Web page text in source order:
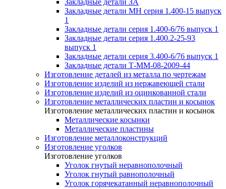
Закладные детали ЗА
Закладные детали МН серия 1.400-15 выпуск
1
Закладные детали серия 1.400-6/76 выпуск 1
Закладные детали серия 1.400.2-25-93
выпуск 1
Закладные детали серия 3.400-6/76 выпуск 1
Закладные детали Т-ММ-08-2009-44
Изготовление деталей из металла по чертежам
Изготовление изделий из нержавеющей стали
Изготовление изделий из оцинкованной стали
Изготовление металлических пластин и косынок
Изготовление металлических пластин и косынок
Металлические косынки
Металлические пластины
Изготовление металлоконструкций
Изготовление уголков
Изготовление уголков
Уголок гнутый неравнополочный
Уголок гнутый равнополочный
Уголок горячекатанный неравнополочный